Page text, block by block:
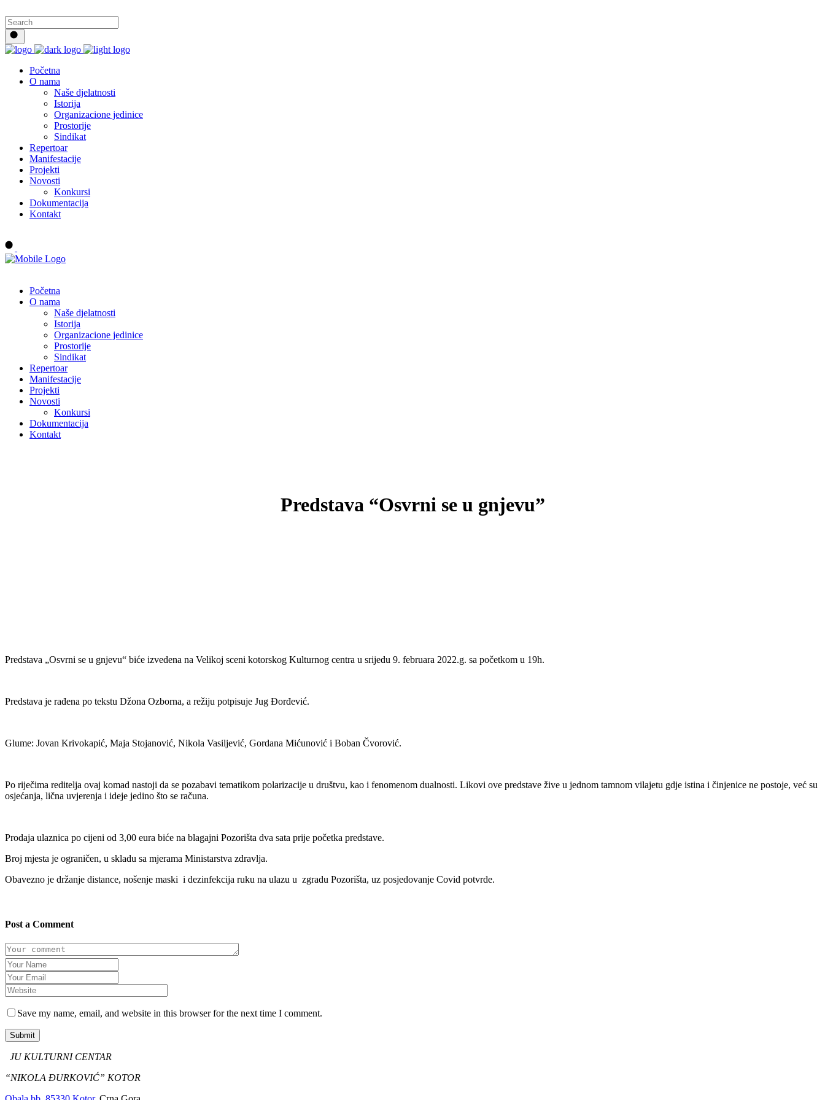
Početna
O nama
Naše djelatnosti
Istorija
Organizacione jedinice
Prostorije
Sindikat
Repertoar
Manifestacije
Projekti
Novosti
Konkursi
Dokumentacija
Kontakt
Početna
O nama
Naše djelatnosti
Istorija
Organizacione jedinice
Prostorije
Sindikat
Repertoar
Manifestacije
Projekti
Novosti
Konkursi
Dokumentacija
Kontakt
Predstava “Osvrni se u gnjevu”
Predstava „Osvrni se u gnjevu“ biće izvedena na Velikoj sceni kotorskog Kulturnog centra u srijedu 9. februara 2022.g. sa početkom u 19h.
Predstava je rađena po tekstu Džona Ozborna, a režiju potpisuje Jug Đorđević.
Glume: Jovan Krivokapić, Maja Stojanović, Nikola Vasiljević, Gordana Mićunović i Boban Čvorović.
Po riječima reditelja ovaj komad nastoji da se pozabavi tematikom polarizacije u društvu, kao i fenomenom dualnosti. Likovi ove predstave žive u jednom tamnom vilajetu gdje istina i činjenice ne postoje, već su
osjećanja, lična uvjerenja i ideje jedino što se računa.
Prodaja ulaznica po cijeni od 3,00 eura biće na blagajni Pozorišta dva sata prije početka predstave.
Broj mjesta je ograničen, u skladu sa mjerama Ministarstva zdravlja.
Obavezno je držanje distance, nošenje maski i dezinfekcija ruku na ulazu u zgradu Pozorišta, uz posjedovanje Covid potvrde.
Post a Comment
Save my name, email, and website in this browser for the next time I comment.
Submit
JU KULTURNI CENTAR
“NIKOLA ĐURKOVIĆ” KOTOR